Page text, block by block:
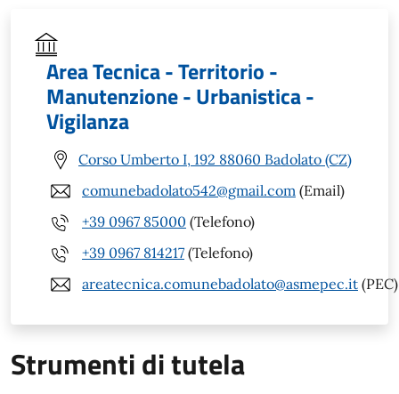
Area Tecnica - Territorio -
Manutenzione - Urbanistica -
Vigilanza
Corso Umberto I, 192 88060 Badolato (CZ)
comunebadolato542@gmail.com (Email)
+39 0967 85000 (Telefono)
+39 0967 814217 (Telefono)
areatecnica.comunebadolato@asmepec.it (PEC)
Strumenti di tutela